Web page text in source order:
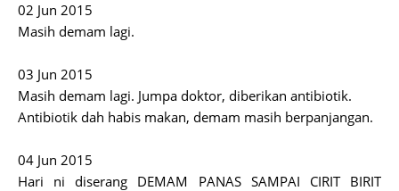
02 Jun 2015
Masih demam lagi.
03 Jun 2015
Masih demam lagi. Jumpa doktor, diberikan antibiotik.
Antibiotik dah habis makan, demam masih berpanjangan.
04 Jun 2015
Hari ni diserang DEMAM PANAS SAMPAI CIRIT BIRIT